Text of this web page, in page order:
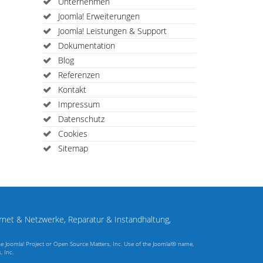
Joomla! Erweiterungen
Joomla! Leistungen & Support
Dokumentation
Blog
Referenzen
Kontakt
Impressum
Datenschutz
Cookies
Sitemap
& Netzwerke, Reparatur & Instandhaltung,
Project or Open Source Matters, Inc. Use of the Joomla!® name,
Inc.